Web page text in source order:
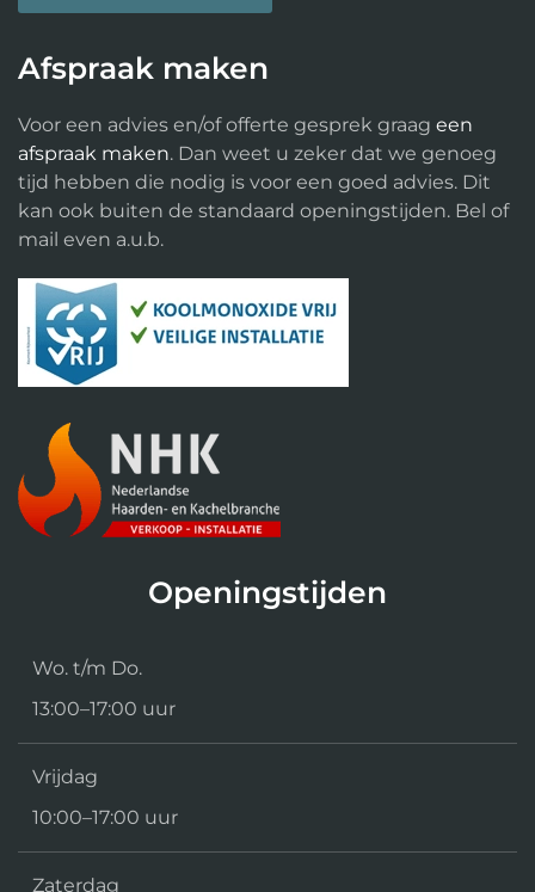
Afspraak maken
Voor een advies en/of offerte gesprek graag een
afspraak maken. Dan weet u zeker dat we genoeg
tijd hebben die nodig is voor een goed advies. Dit
kan ook buiten de standaard openingstijden. Bel of
mail even a.u.b.
Openingstijden
Wo. t/m Do.
13:00–17:00 uur
Vrijdag
10:00–17:00 uur
Zaterdag